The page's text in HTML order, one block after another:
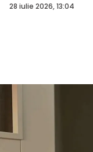
28 iulie 2026, 13:04